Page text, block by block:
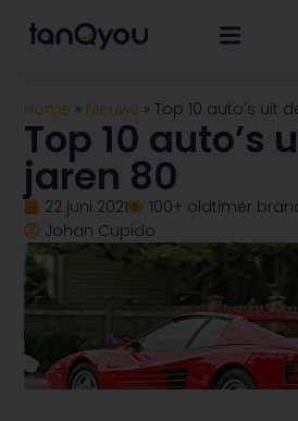
Home » Nieuws »Top 10 auto’s uit
Top 10 auto’s
jaren 80
22 juni 2021
100+ oldtimer
Johan Cupido